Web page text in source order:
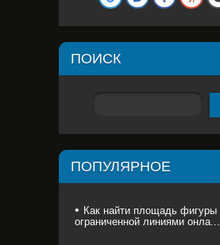
ПОИСК
ПОПУЛЯРНОЕ
Как найти площадь фигуры
ограниченной линиями онла...